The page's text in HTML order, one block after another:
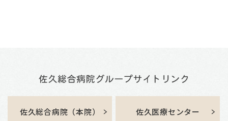
佐久総合病院（本院） 佐久医療センター